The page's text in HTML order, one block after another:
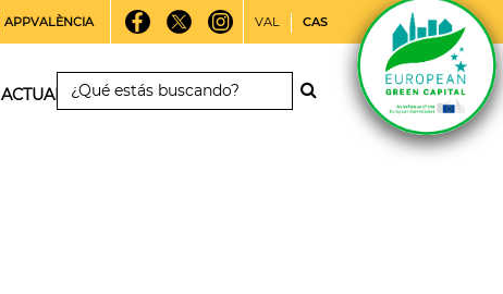
APPVALÈNCIA VAL CAS
ACTUALIDAD